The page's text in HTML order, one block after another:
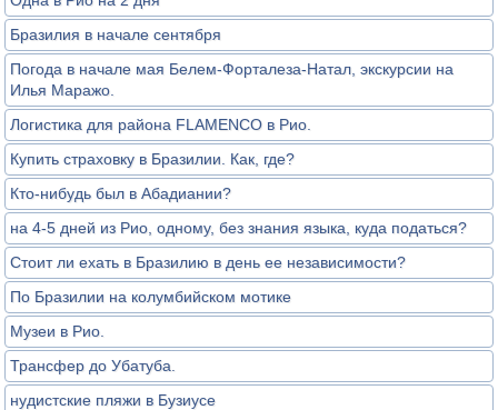
Бразилия в начале сентября
Погода в начале мая Белем-Форталеза-Натал, экскурсии на
Илья Маражо.
Логистика для района FLAMENCO в Рио.
Купить страховку в Бразилии. Как, где?
Кто-нибудь был в Абадиании?
на 4-5 дней из Рио, одному, без знания языка, куда податься?
Стоит ли ехать в Бразилию в день ее независимости?
По Бразилии на колумбийском мотике
Музеи в Рио.
Трансфер до Убатуба.
нудистские пляжи в Бузиусе